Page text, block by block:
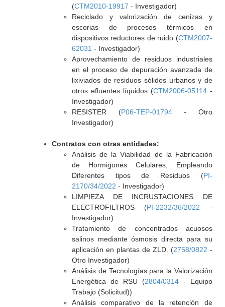
(CTM2010-19917 - Investigador)
Reciclado y valorización de cenizas y
escorias de procesos térmicos en
dispositivos reductores de ruido (CTM2007-
62031 - Investigador)
Aprovechamiento de residuos industriales
en el proceso de depuración avanzada de
lixiviados de residuos sólidos urbanos y de
otros efluentes líquidos (CTM2006-05114-
Investigador)
RESISTER (P06-TEP-01794- Otro
Investigador)
Contratos con otras entidades:
Análisis de la Viabilidad de la Fabricación
de Hormigones Celulares, Empleando
Diferentes tipos de Residuos (PI-
2170/34/2022 - Investigador)
LIMPIEZA DE INCRUSTACIONES DE
ELECTROFILTROS (PI-2232/36/2022 -
Investigador)
Tratamiento de concentrados acuosos
salinos mediante ósmosis directa para su
aplicación en plantas de ZLD. (2758/0822 -
Otro Investigador)
Análisis de Tecnologías para la Valorización
Energética de RSU (2804/0314- Equipo
Trabajo (Solicitud))
Análisis comparativo de la retención de